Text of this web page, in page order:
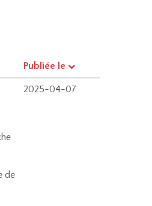
Publiée le
de
2025-04-07